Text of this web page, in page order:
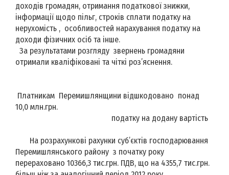
доходів громадян, отримання податкової знижки,
інформації щодо пільг, строків сплати податку на
нерухомість , особливостей нарахування податку на
доходи фізичних осіб та інше.
За результатами розгляду звернень громадяни
отримали кваліфіковані та чіткі роз’яснення.
Платникам Перемишлянщини відшкодовано понад
10,0 млн.грн.
податку на додану вартість
На розрахункові рахунки суб’єктів господарювання
Перемишлянського району з початку року
перераховано 10366,3 тис.грн. ПДВ, що на 4355,7 тис.грн.